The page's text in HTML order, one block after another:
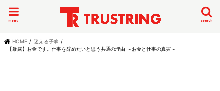
search
menu
HOME
迷える子羊
【暴露】お金です。仕事を辞めたいと思う共通の理由 ～お金と仕事の真実～